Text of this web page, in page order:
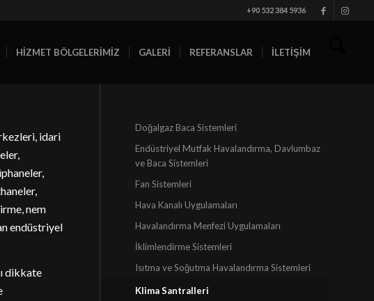
+90 532 384 5936
HİZMET BÖLGELERİMİZ GALERİ REFERANSLAR İLETİŞİM
idari
nem
endüstriyel
dikkate
Doğalgaz Baca Sistemleri
Endüstriyel Mutfak Havalandırma, Davlumbaz
ve Baca Sistemleri
Fan Sistemleri
Hava Kanalı Uygulamaları
Havalandırma Menfezi Uygulamaları
İklimlendirme Sistemleri
Isıtma ve Soğutma Havalandırma Sistemleri
Klima Santralleri